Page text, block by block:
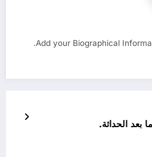
Add your Biographical
بعد الحداثة.